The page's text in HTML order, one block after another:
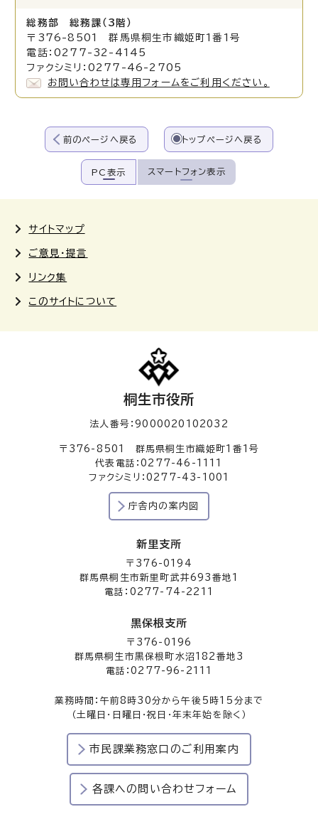
総務部 総務課（3階）
〒376-8501 群馬県桐生市織姫町1番1号
電話：0277-32-4145
ファクシミリ：0277-46-2705
お問い合わせは専用フォームをご利用ください。
前のページへ戻る トップページへ戻る
PC表示 スマートフォン表示
サイトマップ
ご意見・提言
リンク集
このサイトについて
桐生市役所
法人番号：9000020102032
〒376-8501 群馬県桐生市織姫町1番1号
代表電話：0277-46-1111
ファクシミリ：0277-43-1001
庁舎内の案内図
新里支所
〒376-0194
群馬県桐生市新里町武井693番地1
電話：0277-74-2211
黒保根支所
〒376-0196
群馬県桐生市黒保根町水沼182番地3
電話：0277-96-2111
業務時間：午前8時30分から午後5時15分まで
（土曜日・日曜日・祝日・年末年始を除く）
市民課業務窓口のご利用案内
各課への問い合わせフォーム